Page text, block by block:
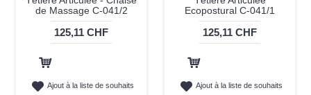
de Massage C-041/2
125,11 CHF
Ajout à la liste de souhaits
Ecopostural C-041/1
125,11 CHF
Ajout à la liste de souhaits